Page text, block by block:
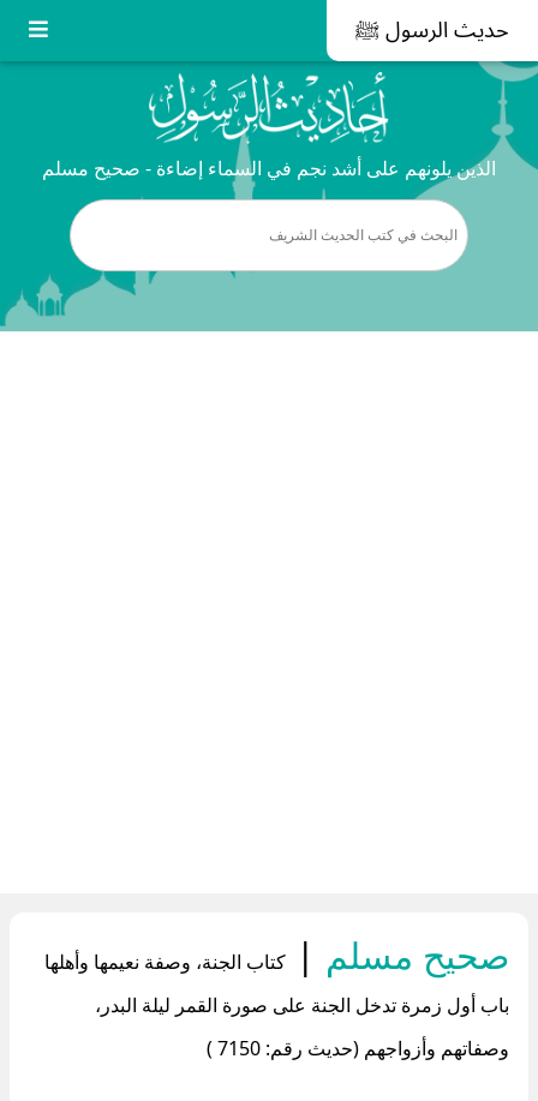
حديث الرسول ﷺ
الذين يلونهم على أشد نجم في السماء إضاءة - صحيح مسلم
صحيح مسلم |
كتاب الجنة، وصفة نعيمها وأهلها
باب أول زمرة تدخل الجنة على صورة القمر ليلة البدر،
وصفاتهم وأزواجهم (حديث رقم: 7150 )